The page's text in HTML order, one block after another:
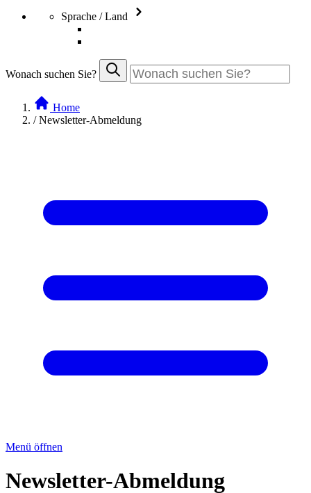
Sprache / Land
Wonach suchen Sie?
Home
/ Newsletter-Abmeldung
Menü öffnen
Newsletter-Abmeldung